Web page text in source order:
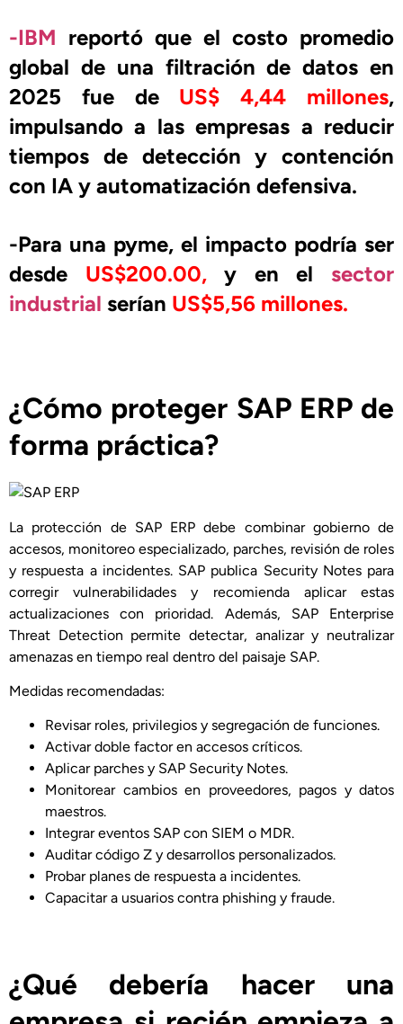
-IBM reportó que el costo promedio
global de una filtración de datos en
2025 fue de US$ 4,44 millones,
impulsando a las empresas a reducir
tiempos de detección y contención
con IA y automatización defensiva.
-Para una pyme, el impacto podría ser
desde US$200.00,y en el sector
industrial serían US$5,56 millones.
¿Cómo proteger SAP ERP de
forma práctica?
La protección de SAP ERP debe combinar gobierno de
accesos, monitoreo especializado, parches, revisión de roles
y respuesta a incidentes. SAP publica Security Notes para
corregir vulnerabilidades y recomienda aplicar estas
actualizaciones con prioridad. Además, SAP Enterprise
Threat Detection permite detectar, analizar y neutralizar
amenazas en tiempo real dentro del paisaje SAP.
Medidas recomendadas:
Revisar roles, privilegios y segregación de funciones.
Activar doble factor en accesos críticos.
Aplicar parches y SAP Security Notes.
Monitorear cambios en proveedores, pagos y datos
maestros.
Integrar eventos SAP con SIEM o MDR.
Auditar código Z y desarrollos personalizados.
Probar planes de respuesta a incidentes.
Capacitar a usuarios contra phishing y fraude.
¿Qué debería hacer una